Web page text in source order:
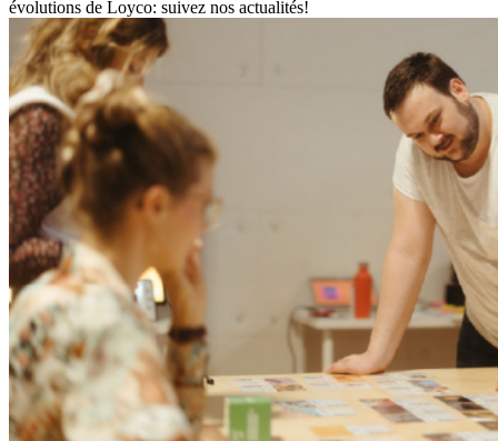
évolutions de Loyco: suivez nos actualités!